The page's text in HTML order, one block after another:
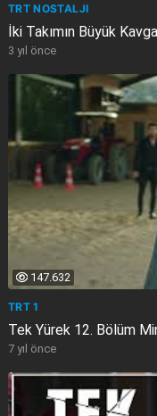
TRT NOSTALJI
İki Takımın Büyük
3 yıl önce
147.632
TRT 1
Tek Yürek 12. Bölüm
7 yıl önce